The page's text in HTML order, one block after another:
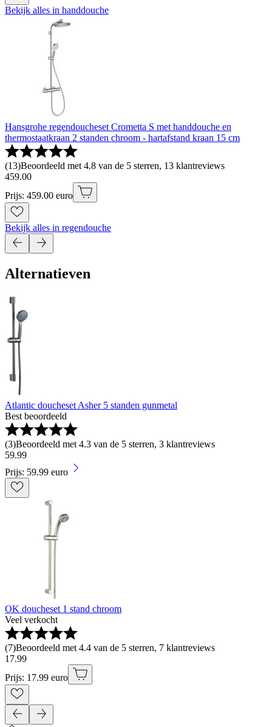
Bekijk alles in handdouche
Hansgrohe regendoucheset Crometta S met handdouche en
thermostaatkraan 2 standen chroom - hartafstand kraan 15 cm
(13)Beoordeeld met 4.8 van de 5 sterren, 13 klantreviews
459.00
Prijs: 459.00 euro
Bekijk alles in regendouche
Alternatieven
Atlantic doucheset Asher 5 standen gunmetal
Best beoordeeld
(3)Beoordeeld met 4.3 van de 5 sterren, 3 klantreviews
59.99
Prijs: 59.99 euro
OK doucheset 1 stand chroom
Veel verkocht
(7)Beoordeeld met 4.4 van de 5 sterren, 7 klantreviews
17.99
Prijs: 17.99 euro